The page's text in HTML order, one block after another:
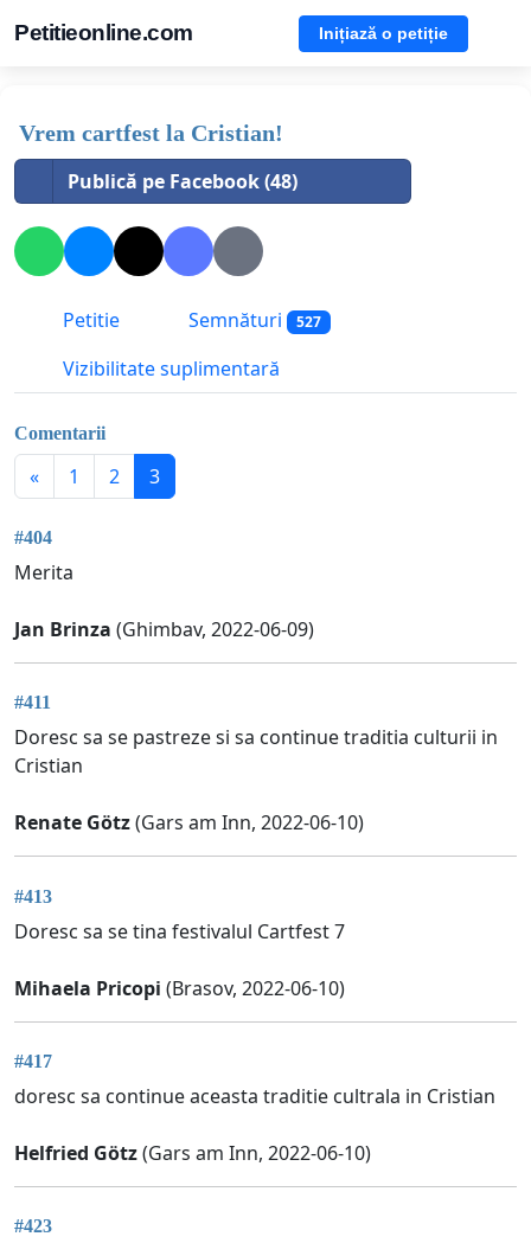
Petitieonline.com Inițiază o petiție
Vrem cartfest la Cristian!
Publică pe Facebook (48)
Petitie Semnături 527
Vizibilitate suplimentară
Comentarii
« 1 2 3
#404
Merita
Jan Brinza (Ghimbav, 2022-06-09)
#411
Doresc sa se pastreze si sa continue traditia culturii in
Cristian
Renate Götz(Gars am Inn, 2022-06-10)
#413
Doresc sa se tina festivalul Cartfest 7
Mihaela Pricopi (Brasov, 2022-06-10)
#417
doresc sa continue aceasta traditie cultrala in Cristian
Helfried Götz(Gars am Inn, 2022-06-10)
#423